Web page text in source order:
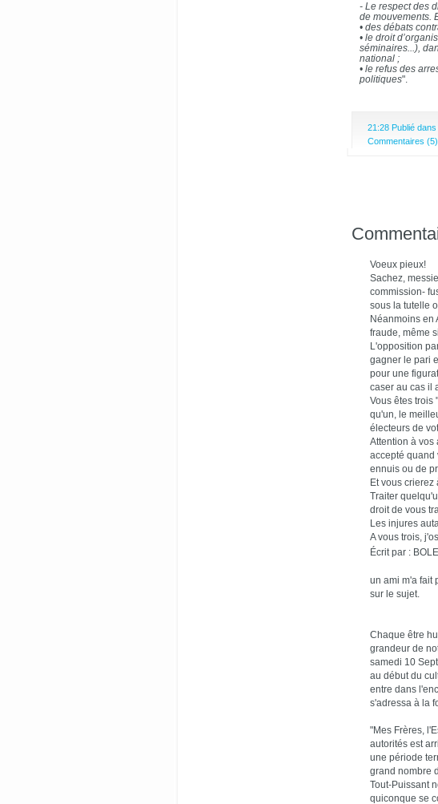
- Le respect des
de mouvements.
• des débats
• le droit
séminaires...),
national ;
• le refus des
politiques".
21:28 Publié dans
Commentaires (5)
Voeux pieux!
Sachez,
commission-
sous la tutelle
Néanmoins en
fraude, même
L'opposition
gagner le pari
pour une
caser au cas il
Vous êtes trois
qu'un, le
électeurs de
Attention à vos
accepté quand
ennuis ou de
Et vous crierez
Traiter
droit de vous
Les injures
A vous trois,
Écrit par :
un ami m'a fait
sur le sujet.
Chaque être
grandeur de
samedi 10
au début du
entre dans
s'adressa à la
"Mes Frères,
autorités est
une période
grand nombre
Tout-Puissant
quiconque se